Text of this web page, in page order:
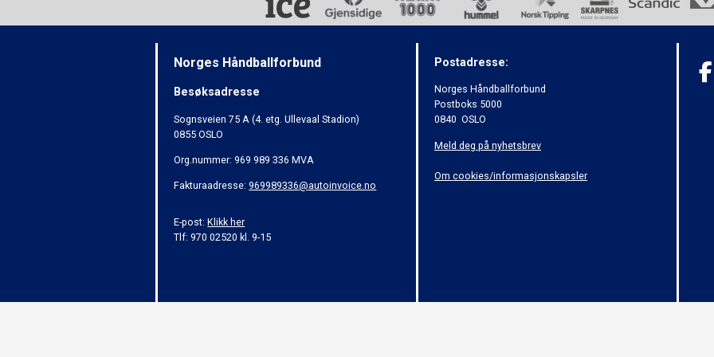
Norges Håndballforbund
Besøksadresse
Sognsveien 75 A (4. etg. Ullevaal Stadion)
0855 OSLO
Org.nummer: 969 989 336 MVA
Fakturaadresse:969989336@autoinvoice.no
E-post:Klikk her
Tlf: 970 02520 kl. 9-15
Postadresse:
Norges Håndballforbund
Postboks 5000
0840 OSLO
Meld deg på nyhetsbrev
Om cookies/informasjonskapsler